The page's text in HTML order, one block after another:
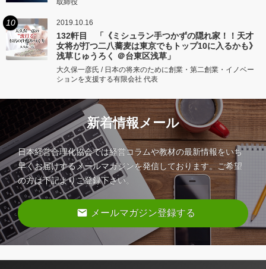
10 2019.10.16
132軒目 「《ミシュラン手つかずの隠れ家！！天才
女将が打つ二八蕎麦は東京でもトップ10に入るかも》
浅草じゅうろく ＠台東区浅草」
大久保一彦氏 / 日本の将来のために創業・第二創業・イノベー
ションを支援する有限会社 代表
新着情報メール
日本経営合理化協会では経営コラムや教材の最新情報をいち
早くお届けするメールマガジンを発信しております。ご希望
の方は下記よりご登録下さい。
email メールマガジン登録する